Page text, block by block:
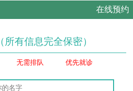
在线预约
（所有信息完全保密）
无需排队 优先就诊